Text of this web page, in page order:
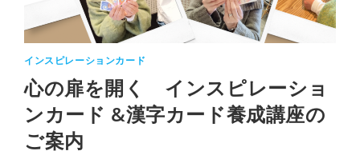
インスピレーションカード
心の扉を開く インスピレーショ
ンカード &漢字カード養成講座の
ご案内